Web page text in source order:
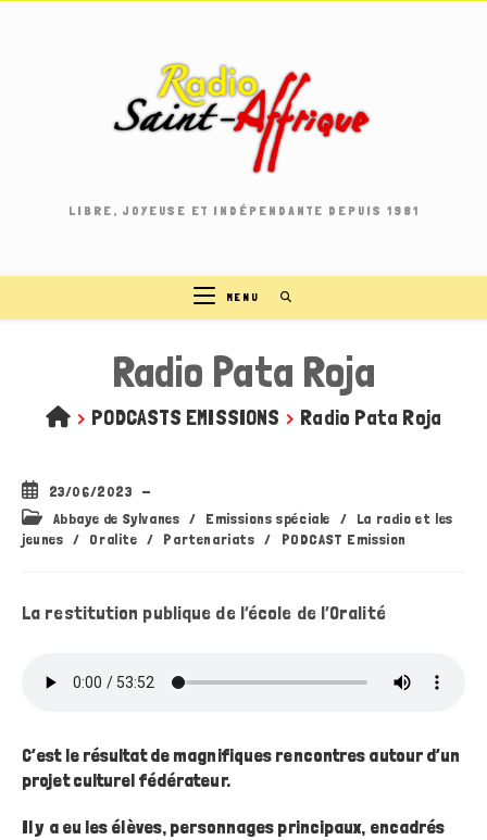
LIBRE, JOYEUSE ET INDÉPENDANTE DEPUIS 1981
MENU
Radio Pata Roja
> PODCASTS EMISSIONS > Radio Pata Roja
Publication
publiée :
23/06/2023
Post
category:
Abbaye de Sylvanes / Emissions spéciale /
La radio et les
jeunes / Oralite / Partenariats / PODCAST Emission
La restitution publique de l’école de l’Oralité
C’est le résultat de magnifiques rencontres autour d’un
projet culturel fédérateur.
Il y a eu les élèves, personnages principaux, encadrés